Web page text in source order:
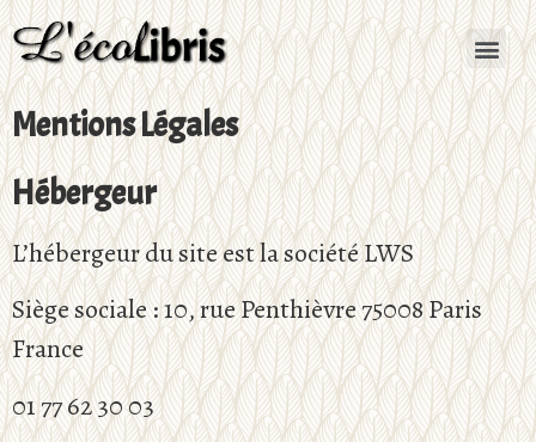
Mentions Légales
Hébergeur
L’hébergeur du site est la société LWS
Siège sociale : 10, rue Penthièvre 75008 Paris
France
01 77 62 30 03